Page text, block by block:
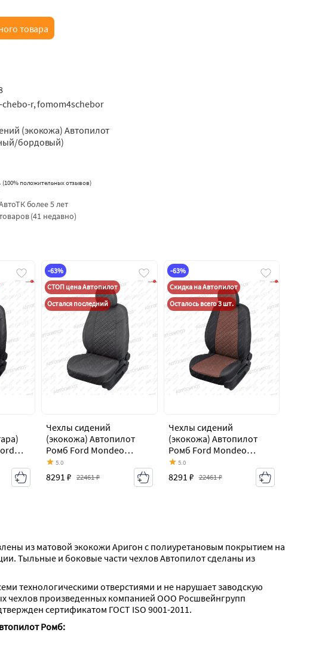
товара
r, fomom4schebor
(экокожа) Автопилот
бордовый)
(100% положительных отзывов)
более 5 лет
(41 недавно)
-63%
СТОП цена Автопилот
Остался последний
Чехлы сидений
(экокожа) Автопилот
Ромб Ford Mondeo
Mk4,BD дорестайлинг,
седан (2007-2010)
5.0
8291 ₽ 22461 ₽
-63%
Скидка на Автопилот
Осталось всего 3 шт.
Чехлы сидений
(экокожа) Автопилот
Ромб Ford Mondeo
Mk4,BD дорестайлинг,
седан (2007-2010)
5.0
8291 ₽ 22461 ₽
из матовой экокожи Аригон с полиуретановым покрытием на
Тыльные и боковые части чехлов Автопилот сделаны из
технологическими отверстиями и не нарушает заводскую
чехлов произведенных компанией ООО Росшвейнгрупп
сертификатом ГОСТ ISO 9001-2011.
Ромб: